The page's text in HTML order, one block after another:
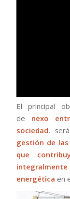
El principal
de nexo
sociedad, será
gestión de
que
energética en